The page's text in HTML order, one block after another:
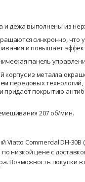
и дежа выполнены из
синхронно, что
и повышает
панель
корпус из металла
передовых технологий,
придает покрытию
207 об/мин.
Viatto Commercial DH-30B
низкой цене с
Возможность покупки в